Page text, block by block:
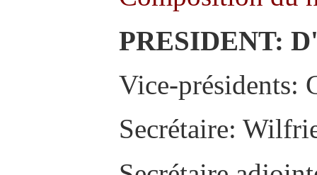
PRESIDENT:
Vice-présidents:
Secrétaire: